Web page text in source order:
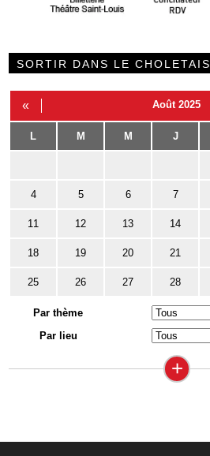
SORTIR DANS LE CHOLETAIS
« Août 2025
L M M J
4 5 6 7
11 12 13 14
18 19 20 21
25 26 27 28
Par thème
Par lieu
+